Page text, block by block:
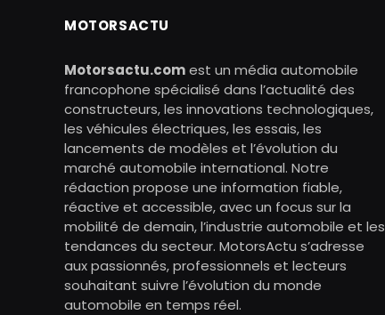
MOTORSACTU
Motorsactu.comest un média automobile
francophone spécialisé dans l’actualité des
constructeurs, les innovations technologiques,
les véhicules électriques, les essais, les
lancements de modèles et l’évolution du
marché automobile international. Notre
rédaction propose une information fiable,
réactive et accessible, avec un focus sur la
mobilité de demain, l’industrie automobile et les
tendances du secteur. MotorsActu s’adresse
aux passionnés, professionnels et lecteurs
souhaitant suivre l’évolution du monde
automobile en temps réel.